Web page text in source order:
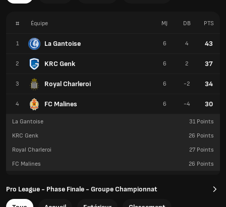
# Équipe
1 La Gantoise
2 KRC Genk
3 Royal Charleroi
4 FC Malines
MJ DB PTS
6 4 43
6 2 37
6 -2 34
6 -4 30
La Gantoise 31 Points
KRC Genk
26 Points
Royal Charleroi
27 Points
FC Malines
26 Points
Pro League - Phase Finale - Groupe Championnat